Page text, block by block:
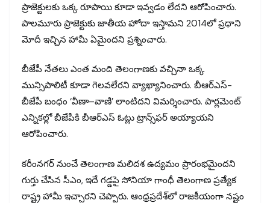
ప్రాజెక్టులకు ఒక్క రూపాయి కూడా ఇవ్వడం లేదని ఆరోపించారు.
పాలమూరు ప్రాజెక్టుకు జాతీయ హోదా ఇస్తామని 2014లో ప్రధాని
మోదీ ఇచ్చిన హామీ ఏమైందని ప్రశ్నించారు.
బీజేపీ నేతలు ఎంత మంది తెలంగాణకు వచ్చినా ఒక్క
మున్సిపాలిటీ కూడా గెలవలేరని వ్యాఖ్యానించారు. బీఆర్‌ఎస్-
బీజేపీ బంధం ‘వీణా–వాణి’ లాంటిదని విమర్శించారు. పార్లమెంట్
ఎన్నికల్లో బీజేపీకి బీఆర్‌ఎస్ ఓట్లు ట్రాన్స్‌ఫర్ అయ్యాయని
ఆరోపించారు.
కరీంనగర్ నుంచే తెలంగాణ మలిదశ ఉద్యమం ప్రారంభమైందని
గుర్తు చేసిన సీఎం, ఇదే గడ్డపై సోనియా గాంధీ తెలంగాణ ప్రత్యేక
రాష్ట్ర హామీ ఇచ్చారని చెప్పారు. ఆంధ్రప్రదేశ్‌లో రాజకీయంగా నష్టం